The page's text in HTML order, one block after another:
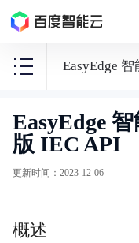
EasyEdge
EasyDL
零
门
开
EasyEdge
版 IEC API
更新时间 ： 2023-12-06
概述